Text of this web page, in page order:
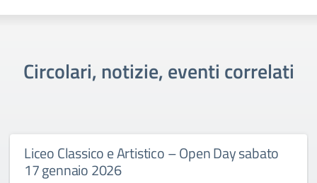
Circolari, notizie, eventi correlati
Liceo Classico e Artistico – Open Day sabato
17 gennaio 2026